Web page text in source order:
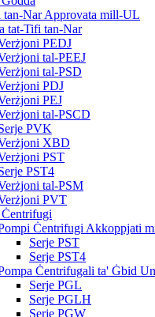
tan-Nar Approvata mill-UL
tat-Tifi tan-Nar
PEDJ
tal-PEEJ
tal-PSD
PDJ
PEJ
tal-PSCD
PVK
XBD
PST
PST4
tal-PSM
PVT
Ċentrifugi Akkoppjati
Serje PST
Serje PST4
Ċentrifugali ta' Ġbid
Serje PGL
Serje PGLH
Serje PGW